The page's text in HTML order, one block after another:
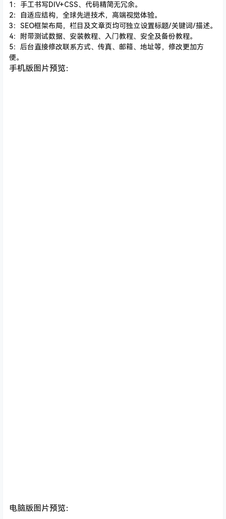
1：手工书写DIV+CSS、代码精简无冗余。
2：自适应结构，全球先进技术，高端视觉体验。
3：SEO框架布局，栏目及文章页均可独立设置标题/关键词/描述。
4：附带测试数据、安装教程、入门教程、安全及备份教程。
5：后台直接修改联系方式、传真、邮箱、地址等，修改更加方
便。
手机版图片预览：
电脑版图片预览：